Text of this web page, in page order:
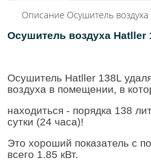
Описание Осушитель воздуха
Осушитель воздуха Hatller
Осушитель Hatller 138L
воздуха в помещении, в
находиться - порядка 138
сутки (24 часа)!
Это хороший показатель с
всего 1.85 кВт.